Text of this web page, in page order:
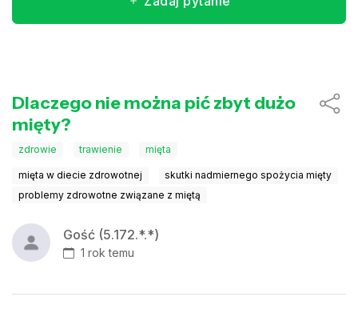
Dlaczego nie można pić zbyt dużo
mięty?
zdrowie trawienie mięta
mięta w diecie zdrowotnej
skutki nadmiernego spożycia mięty
problemy zdrowotne związane z miętą
Gość (5.172.*.*)
1 rok temu